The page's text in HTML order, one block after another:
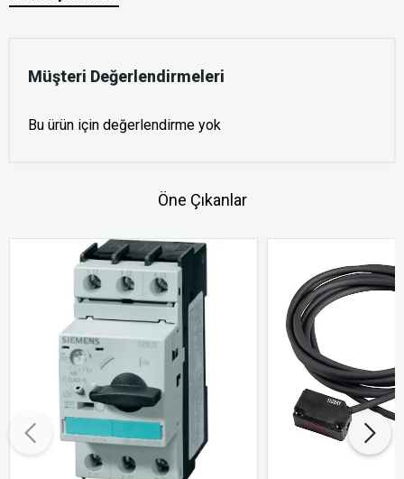
Müşteri Değerlendirmeleri
Bu ürün için değerlendirme yok
Öne Çıkanlar